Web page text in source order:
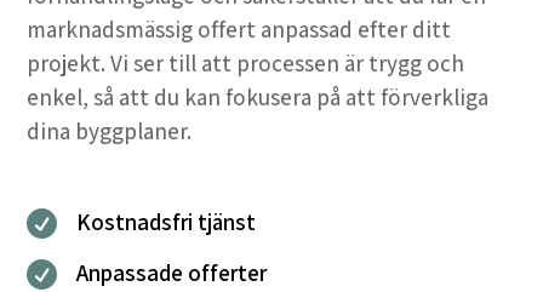
marknadsmässig offert anpassad efter ditt
projekt. Vi ser till att processen är trygg och
enkel, så att du kan fokusera på att förverkliga
dina byggplaner.
 Kostnadsfri tjänst
 Anpassade offerter